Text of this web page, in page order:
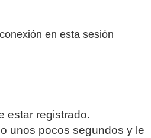
en esta sesión
estar registrado.
unos pocos segundos y le